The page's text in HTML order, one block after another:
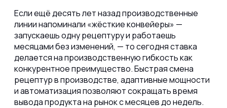
Если ещё десять лет назад производственные
линии напоминали «жёсткие конвейеры» —
запускаешь одну рецептуру и работаешь
месяцами без изменений, — то сегодня ставка
делается на производственную гибкость как
конкурентное преимущество. Быстрая смена
рецептур в производстве, адаптивные мощности
и автоматизация позволяют сокращать время
вывода продукта на рынок с месяцев до недель.